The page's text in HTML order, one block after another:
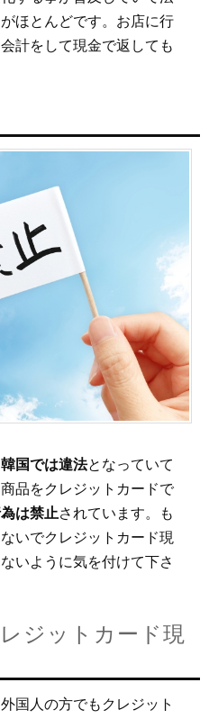
ほとんどです。お店に行
計をして現金で返しても
韓国では違法となっていて
品をクレジットカードで
は禁止されています。も
いでクレジットカード現
いように気を付けて下さ
ジットカード現
国人の方でもクレジット